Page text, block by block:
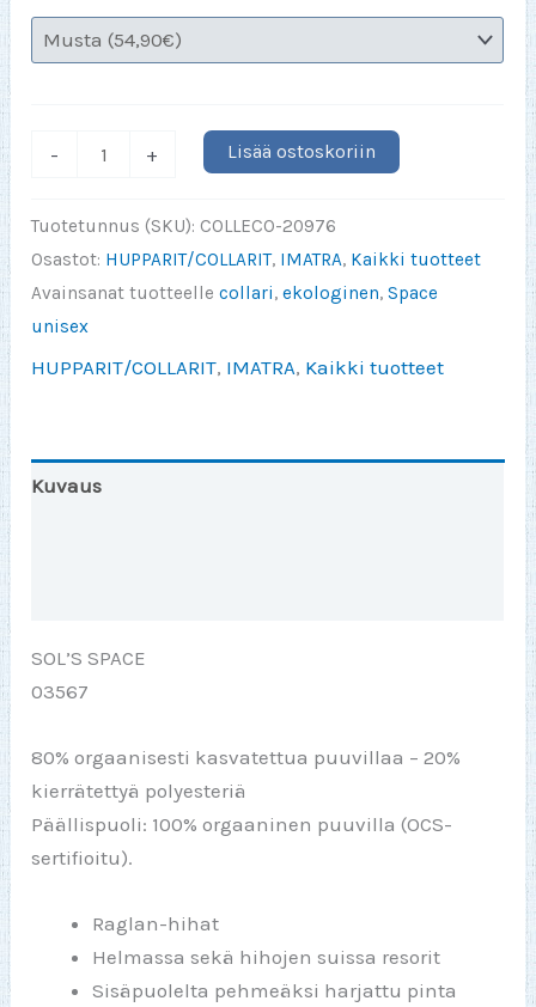
-
Kulmien
+ Lisää ostoskoriin
Tuotetunnus (SKU): COLLECO-20976
Osastot: HUPPARIT/COLLARIT, IMATRA, Kaikki tuotteet
Avainsanat tuotteellecollari,ekologinen,Space
unisex
HUPPARIT/COLLARIT, IMATRA, Kaikki tuotteet
Kuvaus
SOL’S SPACE
03567
80% orgaanisesti kasvatettua puuvillaa – 20%
kierrätettyä polyesteriä
Päällispuoli: 100% orgaaninen puuvilla (OCS-
sertifioitu).
Raglan-hihat
Helmassa sekä hihojen suissa resorit
Sisäpuolelta pehmeäksi harjattu pinta